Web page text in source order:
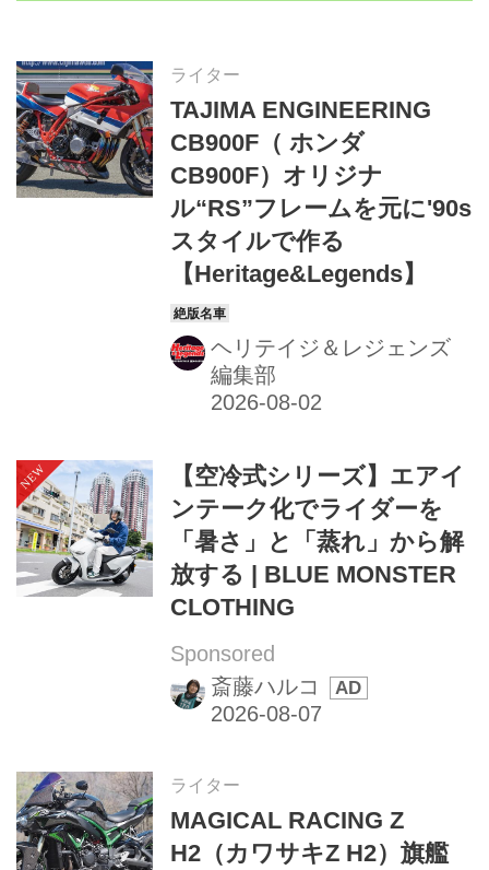
ライター
TAJIMA ENGINEERING
CB900F（ ホンダ
CB900F）オリジナ
ル“RS”フレームを元に'90s
スタイルで作る
【Heritage&Legends】
ヘリテイジ＆レジェンズ
編集部
【空冷式シリーズ】エアイ
ンテーク化でライダーを
「暑さ」と「蒸れ」から解
放する | BLUE MONSTER
CLOTHING
Sponsored
斎藤ハルコ
ライター
MAGICAL RACING Z
H2（カワサキZ H2）旗艦